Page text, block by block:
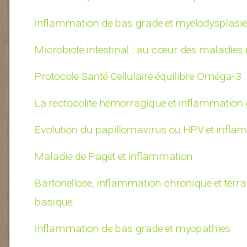
Inflammation de bas grade et myélodysplasie
Microbiote intestinal : au cœur des maladies
Protocole Santé Cellulaire équilibre Oméga-3
La rectocolite hémorragique et inflammation
Evolution du papillomavirus ou HPV et
Maladie de Paget et inflammation
Bartonellose, inflammation chronique et
basique
Inflammation de bas grade et myopathies